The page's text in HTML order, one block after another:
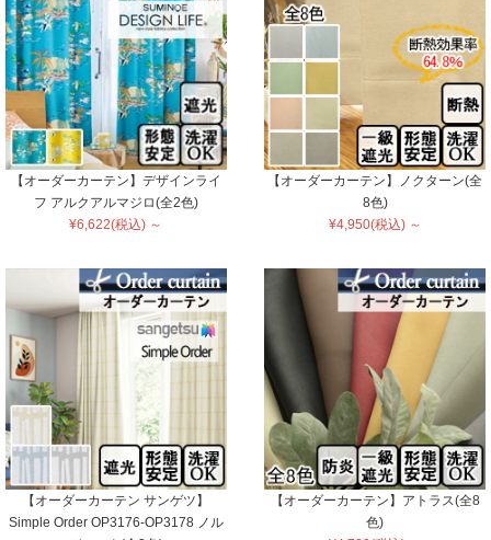
【オーダーカーテン】デザインライ
フ アルクアルマジロ(全2色)
¥6,622(税込) ～
【オーダーカーテン】ノクターン(全
8色)
¥4,950(税込) ～
【オーダーカーテン サンゲツ】
Simple Order OP3176-OP3178 ノル
【オーダーカーテン】アトラス(全8
色)